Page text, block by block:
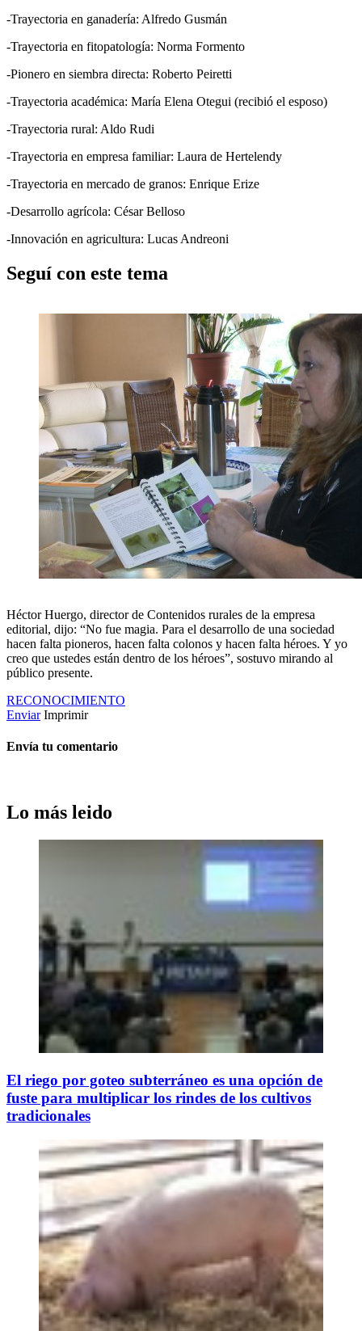
-Trayectoria en ganadería: Alfredo Gusmán
-Trayectoria en fitopatología: Norma Formento
-Pionero en siembra directa: Roberto Peiretti
-Trayectoria académica: María Elena Otegui (recibió el esposo)
-Trayectoria rural: Aldo Rudi
-Trayectoria en empresa familiar: Laura de Hertelendy
-Trayectoria en mercado de granos: Enrique Erize
-Desarrollo agrícola: César Belloso
-Innovación en agricultura: Lucas Andreoni
Seguí con este tema
Héctor Huergo, director de Contenidos rurales de la empresa
editorial, dijo: “No fue magia. Para el desarrollo de una sociedad
hacen falta pioneros, hacen falta colonos y hacen falta héroes. Y yo
creo que ustedes están dentro de los héroes”, sostuvo mirando al
público presente.
RECONOCIMIENTO
Enviar Imprimir
Envía tu comentario
Lo más leido
El riego por goteo subterráneo es una opción de
fuste para multiplicar los rindes de los cultivos
tradicionales